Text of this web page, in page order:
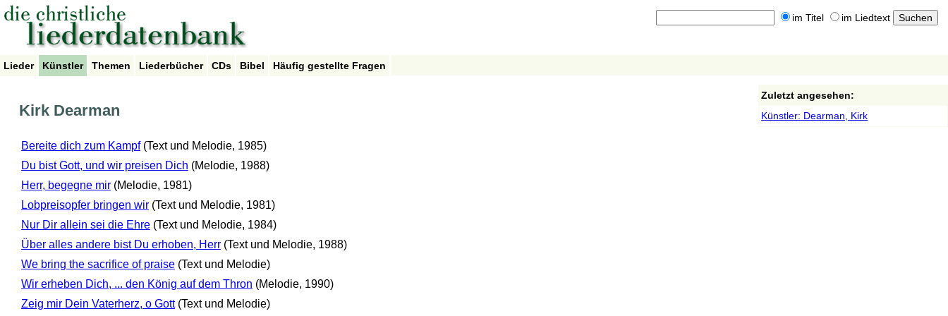
im Titel im Liedtext
Lieder Künstler Themen Liederbücher CDs Bibel Häufig gestellte Fragen
Kirk Dearman
Bereite dich zum Kampf (Text und Melodie, 1985)
Du bist Gott, und wir preisen Dich (Melodie, 1988)
Herr, begegne mir (Melodie, 1981)
Lobpreisopfer bringen wir (Text und Melodie, 1981)
Nur Dir allein sei die Ehre (Text und Melodie, 1984)
Über alles andere bist Du erhoben, Herr (Text und Melodie, 1988)
We bring the sacrifice of praise (Text und Melodie)
Wir erheben Dich, ... den König auf dem Thron (Melodie, 1990)
Zeig mir Dein Vaterherz, o Gott (Text und Melodie)
Zuletzt angesehen:
Künstler: Dearman, Kirk